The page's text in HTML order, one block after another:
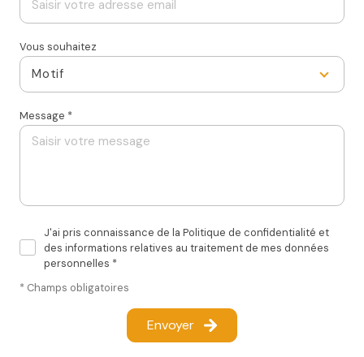
Vous souhaitez
Motif
Message *
J'ai pris connaissance de la Politique de confidentialité et
des informations relatives au traitement de mes données
personnelles *
* Champs obligatoires
Envoyer